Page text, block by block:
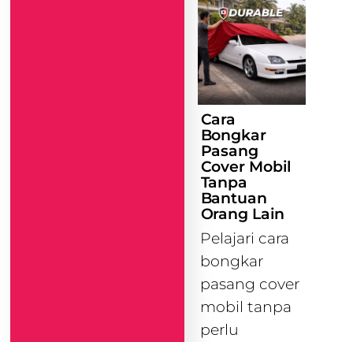
Cara
Bongkar
Pasang
Cover Mobil
Tanpa
Bantuan
Orang Lain
Pelajari cara
bongkar
pasang cover
mobil tanpa
perlu